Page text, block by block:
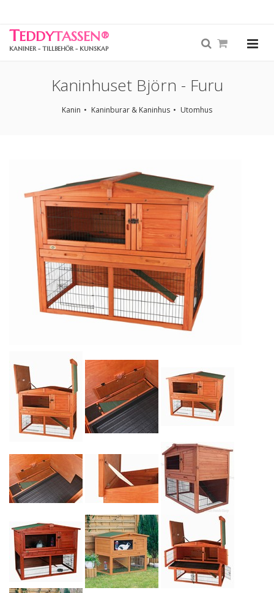
TEDDYTASSEN®
KANINER - TILLBEHÖR - KUNSKAP
Kaninhuset Björn - Furu
Kanin Kaninburar & Kaninhus Utomhus